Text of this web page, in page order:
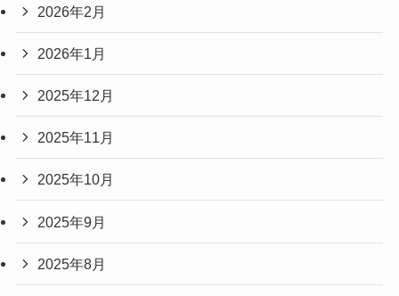
2026年2月
2026年1月
2025年12月
2025年11月
2025年10月
2025年9月
2025年8月